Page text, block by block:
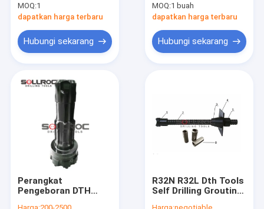
Produk
Tentang kami
Tur Pabrik
Hammer
MOQ:1
dapatkan harga terbaru
Hubungi sekarang
165mm Umur panjang
MOQ:1 buah
dapatkan harga terbaru
Hubungi sekarang
Perangkat
Pengeboran DTH
R32N R32L Dth Tools
Self Drilling Grouting